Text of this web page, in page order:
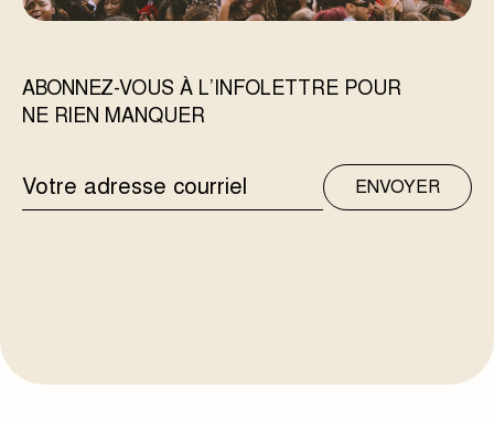
ABONNEZ-VOUS À L’INFOLETTRE POUR
NE RIEN MANQUER
ADRESSE
COURRIEL
ENVOYER